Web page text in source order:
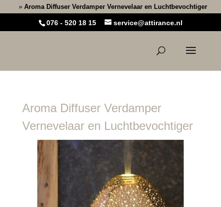
» Aroma Diffuser Verdamper Vernevelaar en Luchtbevochtiger
076 - 520 18 15 service@attirance.nl
Aroma Diffuser Verdamper
Vernevelaar en Luchtbevochtiger